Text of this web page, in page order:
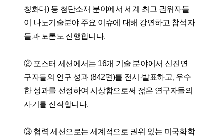
칭화대) 등 첨단소재 분야에서 세계 최고 권위자들
이 나노기술분야 주요 이슈에 대해 강연하고 참석자
들과 토론도 진행합니다.
② 포스터 세션에서는 16개 기술 분야에서 신진연
구자들의 연구 성과 (842편)를 전시·발표하고, 우수
한 성과를 선정하여 시상함으로써 젊은 연구자들의
사기를 진작합니다.
③ 협력 세션으로는 세계적으로 권위 있는 미국화학